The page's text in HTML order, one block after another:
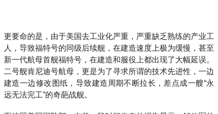
更要命的是，由于美国去工业化严重，严重缺乏熟练的产业工
人，导致福特号的同级后续舰，在建造速度上极为缓慢，甚至
新一代航母首舰福特号，在建造和服役上都出现了大幅延误。
二号舰肯尼迪号航母，更是为了寻求所谓的技术先进性，一边
建造一边修改图纸，导致建造周期不断拉长，差点成一艘“永
远无法完工”的奇葩战舰。